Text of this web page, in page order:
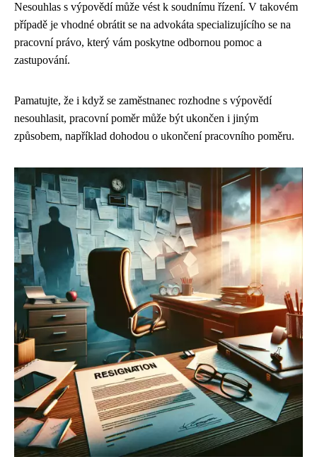
Nesouhlas s výpovědí může vést k soudnímu řízení. V takovém
případě je vhodné obrátit se na advokáta specializujícího se na
pracovní právo, který vám poskytne odbornou pomoc a
zastupování.
Pamatujte, že i když se zaměstnanec rozhodne s výpovědí
nesouhlasit, pracovní poměr může být ukončen i jiným
způsobem, například dohodou o ukončení pracovního poměru.